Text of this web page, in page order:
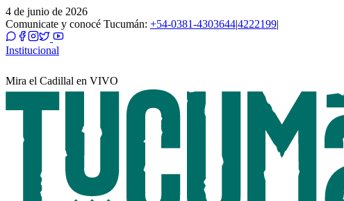
4 de junio de 2026
Comunicate y conocé Tucumán: +54-0381-4303644|4222199|
Institucional
Mira el Cadillal en VIVO